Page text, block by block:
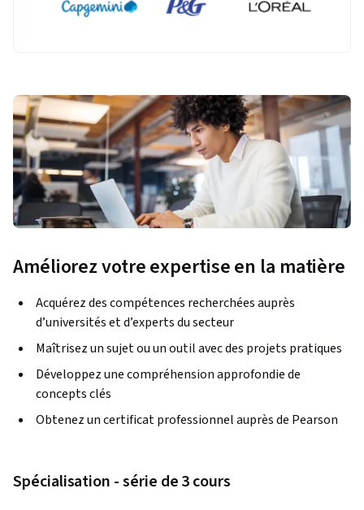
Améliorez votre expertise en la matière
Acquérez des compétences recherchées auprès
d’universités et d’experts du secteur
Maîtrisez un sujet ou un outil avec des projets pratiques
Développez une compréhension approfondie de
concepts clés
Obtenez un certificat professionnel auprès de Pearson
Spécialisation - série de 3 cours